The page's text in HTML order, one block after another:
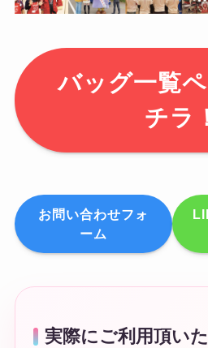
バッグ一覧
チラ
お問い合わせフォ
ーム
実際にご利用頂い